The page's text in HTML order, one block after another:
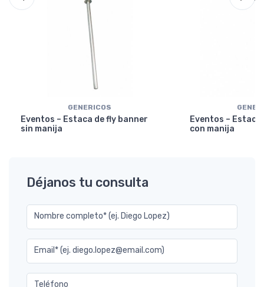
GENERICOS
Eventos – Estaca de fly banner
sin manija
Eventos –
con manija
Déjanos tu consulta
Nombre completo* (ej. Diego Lopez)
Email* (ej. diego.lopez@email.com)
Teléfono